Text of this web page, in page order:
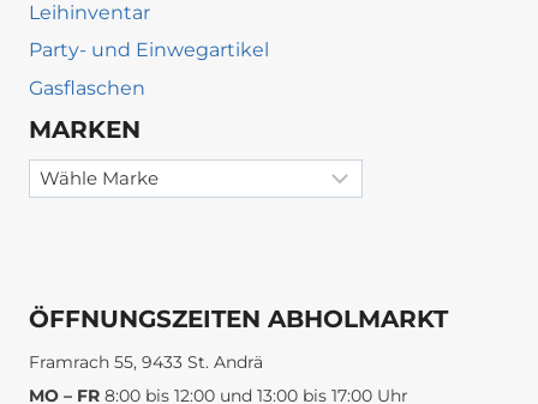
Leihinventar
Party- und Einwegartikel
Gasflaschen
MARKEN
ÖFFNUNGSZEITEN ABHOLMARKT
Framrach 55, 9433 St. Andrä
MO – FR 8:00 bis 12:00 und 13:00 bis 17:00 Uhr